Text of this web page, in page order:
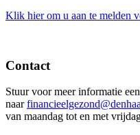
Klik hier om u aan te melden
Contact
Stuur voor meer informatie
naar
van maandag tot en met